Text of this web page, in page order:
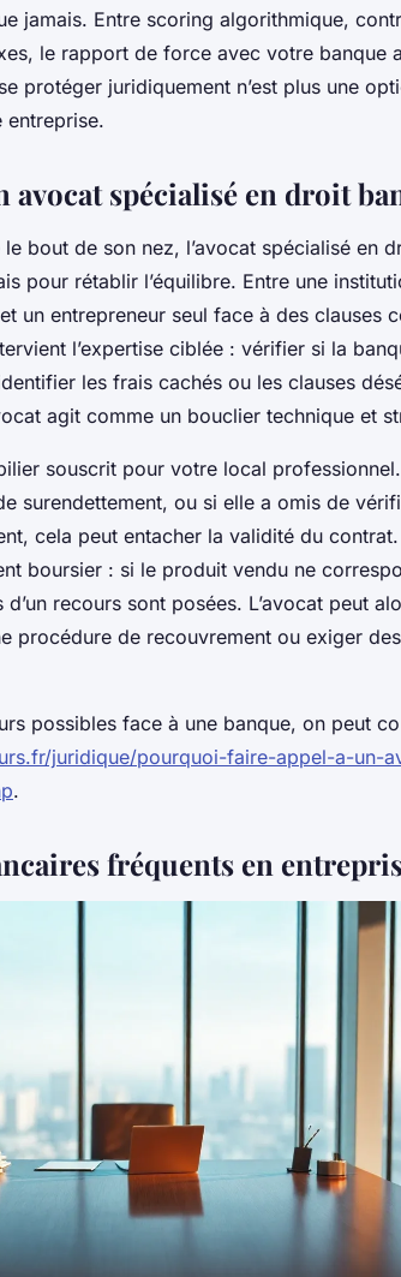
jamais. Entre scoring algorithmique,
le rapport de force avec votre banque
protéger juridiquement n’est plus une
entreprise.
spécialisé en droit
bout de son nez, l’avocat spécialisé en
pour rétablir l’équilibre. Entre une
un entrepreneur seul face à des clauses
l’expertise ciblée : vérifier si la
les frais cachés ou les clauses
agit comme un bouclier technique et
souscrit pour votre local
surendettement, ou si elle a omis de
cela peut entacher la validité du
boursier : si le produit vendu ne
recours sont posées. L’avocat peut
procédure de recouvrement ou exiger
possibles face à une banque, on peut
juridique/pourquoi-faire-appel-a-un-
.
fréquents en